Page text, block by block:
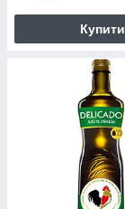
Купити